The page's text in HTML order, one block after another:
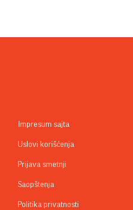
Impresum sajta
Uslovi korišćenja
Prijava smetnji
Saopštenja
Politika privatnosti